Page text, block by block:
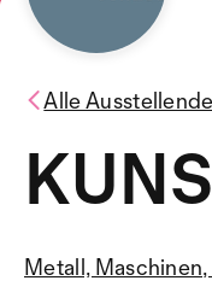
Alle Ausstellende
Metall, Maschinen,